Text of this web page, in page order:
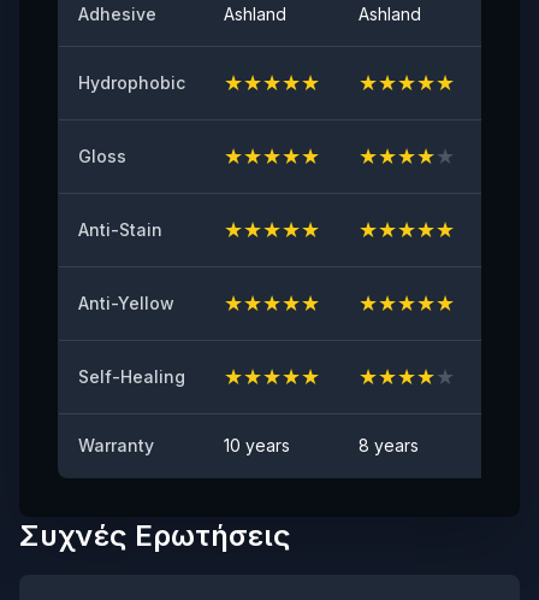
Γυαλάδα επιφάνειας 60°
≥8（N/25mm）
Αντίσταση στο κιτρίνισμα
Δοκιμή κατά των χτυπημάτων από πέτρες
ΕΠΙΤΥΧΙΑ
Αντι-λεκιαστικό
Adhesive Ashland Ashland
Hydrophobic ★★★★★ ★★★★★
Gloss ★★★★★ ★★★★★
Anti-Stain ★★★★★ ★★★★★
Anti-Yellow ★★★★★ ★★★★★
Self-Healing ★★★★★ ★★★★★
Warranty 10 years 8 years
Συχνές Ερωτήσεις